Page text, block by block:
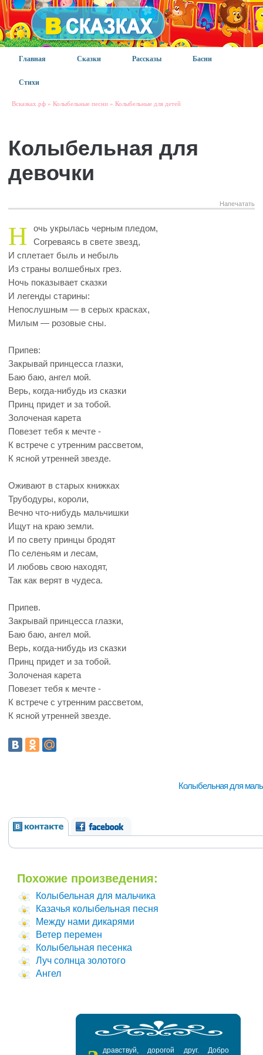
Главная Сказки Рассказы Басни
Стихи
Всказках.рф » Колыбельные песни » Колыбельные для детей
Колыбельная для
девочки
Напечатать
Н
очь укрылась черным пледом,
Согреваясь в свете звезд,
И сплетает быль и небыль
Из страны волшебных грез.
Ночь показывает сказки
И легенды старины:
Непослушным — в серых красках,
Милым — розовые сны.
Припев:
Закрывай принцесса глазки,
Баю баю, ангел мой.
Верь, когда-нибудь из сказки
Принц придет и за тобой.
Золоченая карета
Повезет тебя к мечте -
К встрече с утренним рассветом,
К ясной утренней звезде.
Оживают в старых книжках
Трубодуры, короли,
Вечно что-нибудь мальчишки
Ищут на краю земли.
И по свету принцы бродят
По селеньям и лесам,
И любовь свою находят,
Так как верят в чудеса.
Припев.
Закрывай принцесса глазки,
Баю баю, ангел мой.
Верь, когда-нибудь из сказки
Принц придет и за тобой.
Золоченая карета
Повезет тебя к мечте -
К встрече с утренним рассветом,
К ясной утренней звезде.
Колыбельная для
Похожие произведения:
Колыбельная для мальчика
Казачья колыбельная песня
Между нами дикарями
Ветер перемен
Колыбельная песенка
Луч солнца золотого
Ангел
дравствуй, дорогой друг. Добро